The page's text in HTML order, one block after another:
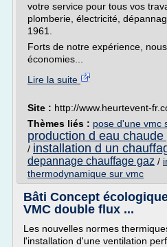
votre service pour tous vos
plomberie, électricité,
1961.
Forts de notre expérience,
économies...
Lire la suite
Site : http://www.heurtevent-
Thèmes liés : pose d'une vmc
production d eau
/ installation d un
depannage chauffage gaz /
thermodynamique sur vmc
Bâti Concept
VMC double flux ...
Les nouvelles normes
l'installation d'une ventilation